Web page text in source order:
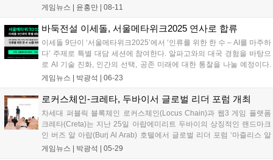
전용 클라이언트를 다운로드할 수 있다. 정식 출시는 12일 오후 3시에
게임뉴스 | 윤홍만 08-11
바둑전설 이세돌, 서울메타위크2025 연사로 합류
이세돌 9단이 ‘서울메타위크2025’에서 ‘인류를 위한 한 수 – AI를 마주하
다’ 주제로 특별 대담 세션에 참여한다. 알파고와의 대국 경험을 바탕으
로 AI 기술 진화, 인간의 선택, 공존 미래에 대한 통찰을 나눌 예정이다.
딥마인드, 삼성전자 등 국내외 빅테크 기업들이 참여하여 AI 및 Web3 기
게임뉴스 | 박광석 06-23
로커스체인-크레타, 두바이서 글로벌 리더 포럼 개최
차세대 퍼블릭 블록체인 로커스체인(Locus Chain)과 웹3 게임 플랫폼
크레타(Creta)는 지난 25일 아랍에미리트 두바이의 상징적인 랜드마크
인 버즈 알 아랍(Burj Al Arab) 호텔에서 글로벌 리더 포럼 ‘마즐리스 알
루야(Majlis Al-Ru’ya)’ 행사를 공동 개최했다고 밝혔다. 비전가들의 모임
게임뉴스 | 박광석 05-29